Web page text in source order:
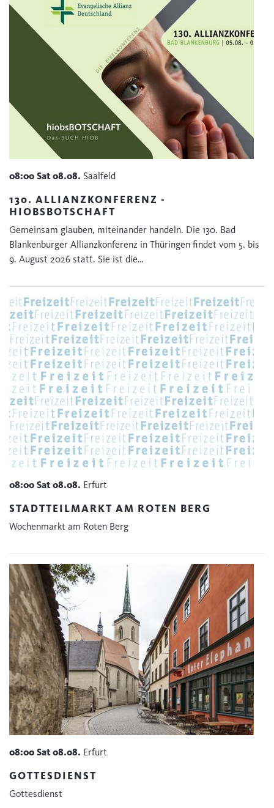
08:00 Sat 08.08. Saalfeld
130. ALLIANZKONFERENZ -
HIOBSBOTSCHAFT
Gemeinsam glauben, miteinander handeln. Die 130. Bad
Blankenburger Allianzkonferenz in Thüringen findet vom 5. bis
9. August 2026 statt. Sie ist die…
08:00 Sat 08.08. Erfurt
STADTTEILMARKT AM ROTEN BERG
Wochenmarkt am Roten Berg
08:00 Sat 08.08. Erfurt
GOTTESDIENST
Gottesdienst